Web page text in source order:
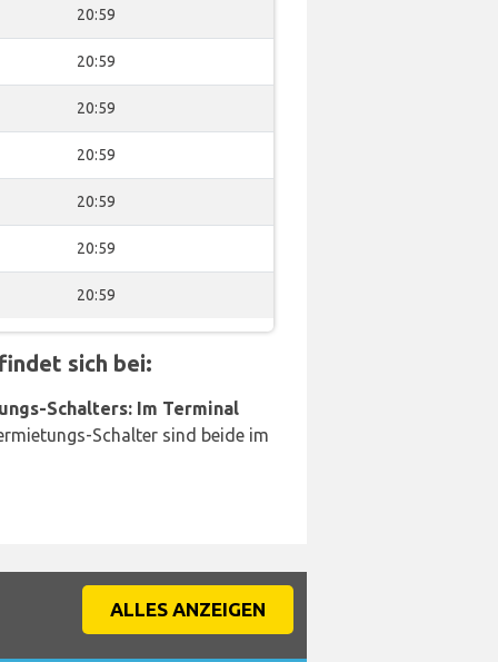
20:59
20:59
20:59
20:59
20:59
20:59
20:59
sich bei:
Schalters: Im Terminal
Schalter sind beide im
ALLES ANZEIGEN